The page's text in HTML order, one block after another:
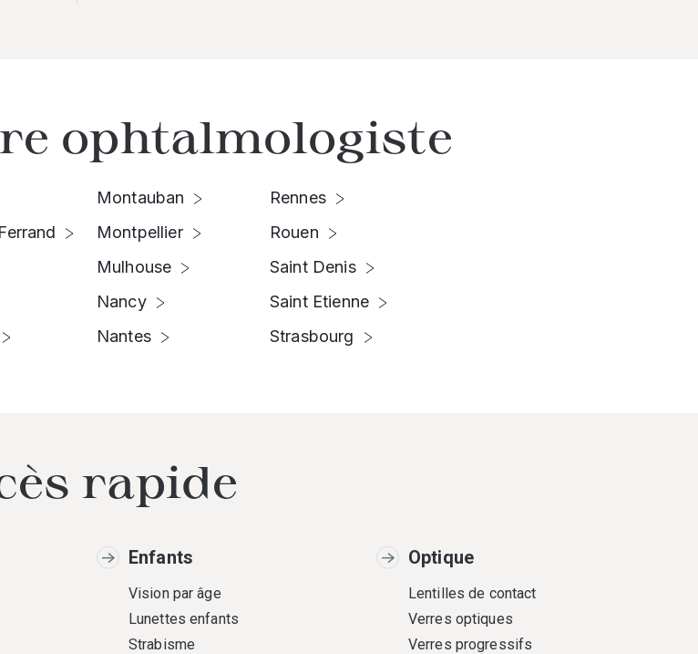
ophtalmologiste
Montauban
Montpellier
Mulhouse
Nancy
Nantes
Rennes
Rouen
Saint Denis
Saint Etienne
Strasbourg
rapide
Enfants
Vision par âge
Lunettes enfants
Strabisme
Optique
Lentilles de contact
Verres optiques
Verres progressifs